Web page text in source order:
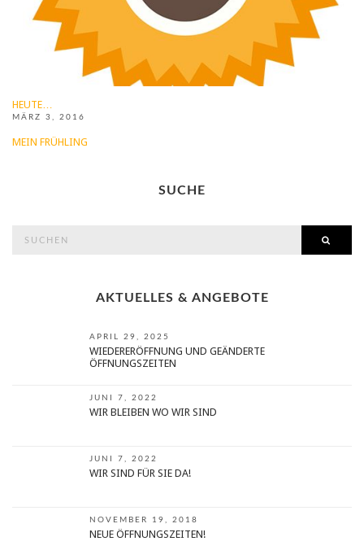
HEUTE…
MÄRZ 3, 2016
MEIN FRÜHLING
SUCHE
AKTUELLES & ANGEBOTE
APRIL 29, 2025
WIEDERERÖFFNUNG UND GEÄNDERTE
ÖFFNUNGSZEITEN
JUNI 7, 2022
WIR BLEIBEN WO WIR SIND
JUNI 7, 2022
WIR SIND FÜR SIE DA!
NOVEMBER 19, 2018
NEUE ÖFFNUNGSZEITEN!